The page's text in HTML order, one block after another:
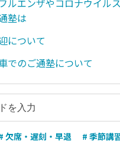
ルエンザやコロナウイル
塾は
について
でのご通塾について
欠席・遅刻・早退 # 季節講